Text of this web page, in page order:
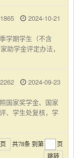
1865 2024-10-21
学期学生（不含
助学金评定办法，
2262 2024-09-23
国家奖学金、国家
、学生处复核，学
页 共78条 到第
页
跳转